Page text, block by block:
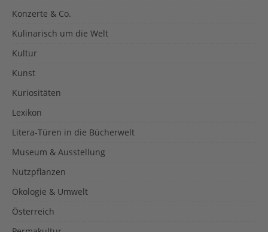
Konzerte & Co.
Kulinarisch um die Welt
Kultur
Kunst
Kuriositäten
Lexikon
Litera-Türen in die Bücherwelt
Museum & Ausstellung
Nutzpflanzen
Ökologie & Umwelt
Österreich